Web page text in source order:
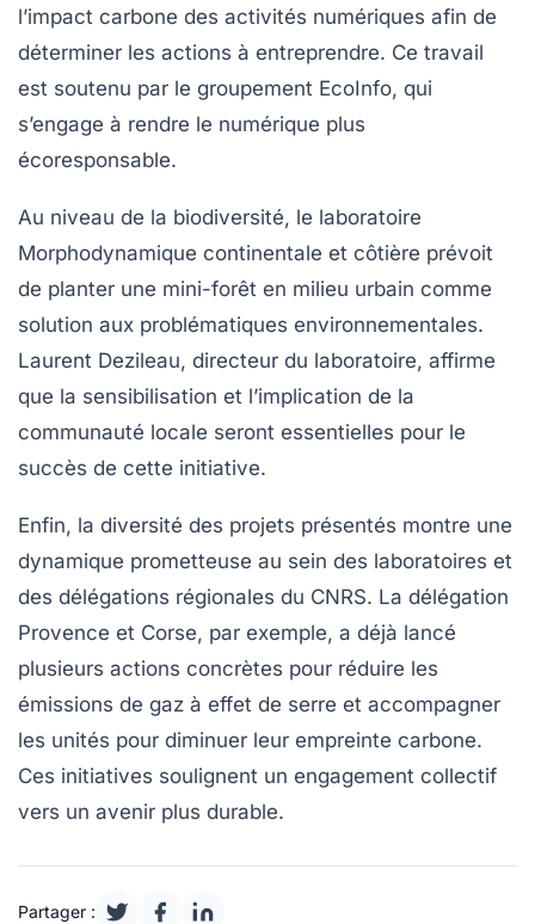
l’impact carbone des activités numériques afin de
déterminer les actions à entreprendre. Ce travail
est soutenu par le groupement EcoInfo, qui
s’engage à rendre le numérique plus
écoresponsable.
Au niveau de la biodiversité, le laboratoire
Morphodynamique continentale et côtière prévoit
de planter une mini-forêt en milieu urbain comme
solution aux problématiques environnementales.
Laurent Dezileau, directeur du laboratoire, affirme
que la sensibilisation et l’implication de la
communauté locale seront essentielles pour le
succès de cette initiative.
Enfin, la diversité des projets présentés montre une
dynamique prometteuse au sein des laboratoires et
des délégations régionales du CNRS. La délégation
Provence et Corse, par exemple, a déjà lancé
plusieurs actions concrètes pour réduire les
émissions de gaz à effet de serre et accompagner
les unités pour diminuer leur empreinte carbone.
Ces initiatives soulignent un engagement collectif
vers un avenir plus durable.
Partager :